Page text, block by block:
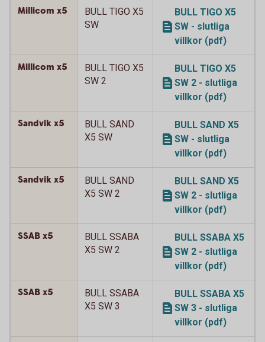
Millicom x5
BULL TIGO X5
SW
BULL TIGO X5
SW - slutliga
villkor (pdf)
Millicom x5
BULL TIGO X5
SW 2
BULL TIGO X5
SW 2 - slutliga
villkor (pdf)
Sandvik x5
BULL SAND
X5 SW
BULL SAND X5
SW - slutliga
villkor (pdf)
Sandvik x5
BULL SAND
X5 SW 2
BULL SAND X5
SW 2 - slutliga
villkor (pdf)
SSAB x5
BULL SSABA
X5 SW 2
BULL SSABA X5
SW 2 - slutliga
villkor (pdf)
SSAB x5
BULL SSABA
X5 SW 3
BULL SSABA X5
SW 3 - slutliga
villkor (pdf)